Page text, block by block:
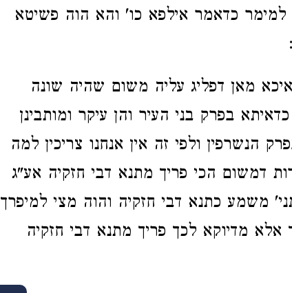
למימר כדאמר אילפא כו' והא הוה פשיטא
מאן דפליג עליה משום שהיה שונה
בפרק בני העיר והן עיקר ומותבינן
הנשרפין ולפי זה אין אנחנו צריכין למה
דמשום הכי פריך מתנא דבי חזקיה אע"ג
משמע כתנא דבי חזקיה והוה מצי למיפרך
מדיוקא לכך פריך מתנא דבי חזקיה